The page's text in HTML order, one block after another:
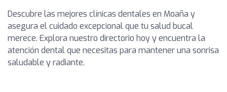
Descubre las mejores clínicas dentales en Moaña y
asegura el cuidado excepcional que tu salud bucal
merece. Explora nuestro directorio hoy y encuentra la
atención dental que necesitas para mantener una sonrisa
saludable y radiante.